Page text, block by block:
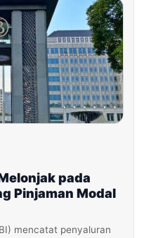
pada
Pinjaman Modal
mencatat penyaluran